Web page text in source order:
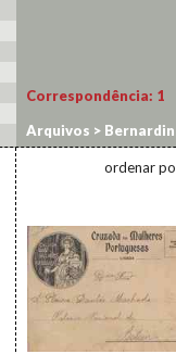
Correspondência: 1
Arquivos >
ordenar